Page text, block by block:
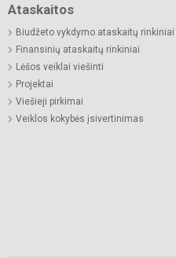
Ataskaitos
Biudžeto vykdymo ataskaitų rinkiniai
Finansinių ataskaitų rinkiniai
Lėšos veiklai viešinti
Projektai
Viešieji pirkimai
Veiklos kokybės įsivertinimas